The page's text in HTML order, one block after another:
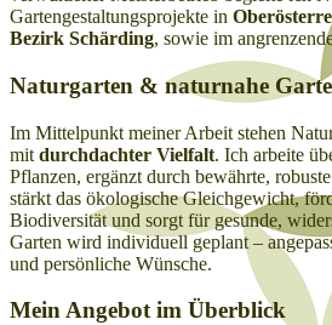
Gartengestaltungsprojekte in
Bezirk Schärding, sowie im
Naturgarten & naturnahe
Im Mittelpunkt meiner Arbeit stehen
mit durchdachter Vielfalt. Ich arbeite
Pflanzen, ergänzt durch bewährte,
stärkt das ökologische Gleichgewicht,
Biodiversität und sorgt für gesunde,
Garten wird individuell geplant –
und persönliche Wünsche.
Mein Angebot im Überblick